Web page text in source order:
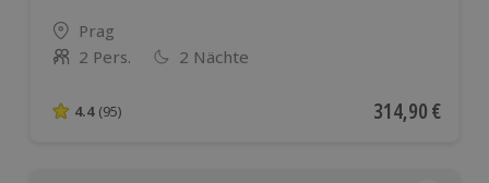
Standort
Prag
Anzahl der Teilnehmer
2 Pers. 2 Nächte
4.4 von 5 Sternen basierend auf 95 Bewertungen
4.4 (95) Aktueller Preis
314,90 €